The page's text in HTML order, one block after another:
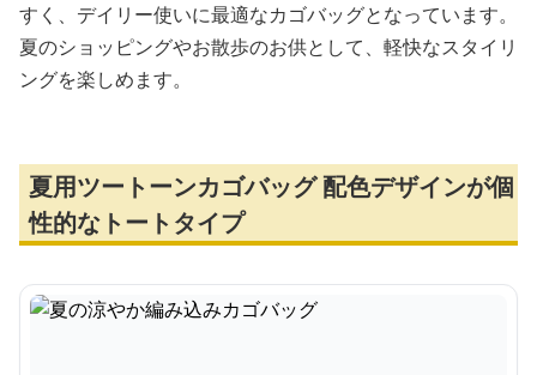
すく、デイリー使いに最適なカゴバッグとなっています。
夏のショッピングやお散歩のお供として、軽快なスタイリ
ングを楽しめます。
夏用ツートーンカゴバッグ 配色デザインが個
性的なトートタイプ